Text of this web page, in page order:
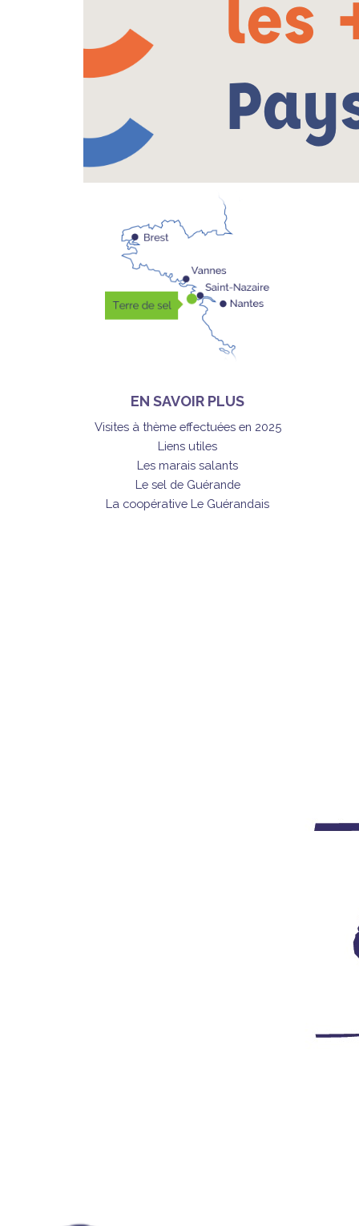
EN SAVOIR PLUS
Visites à thème effectuées en 2025
Liens utiles
Les marais salants
Le sel de Guérande
La coopérative Le Guérandais